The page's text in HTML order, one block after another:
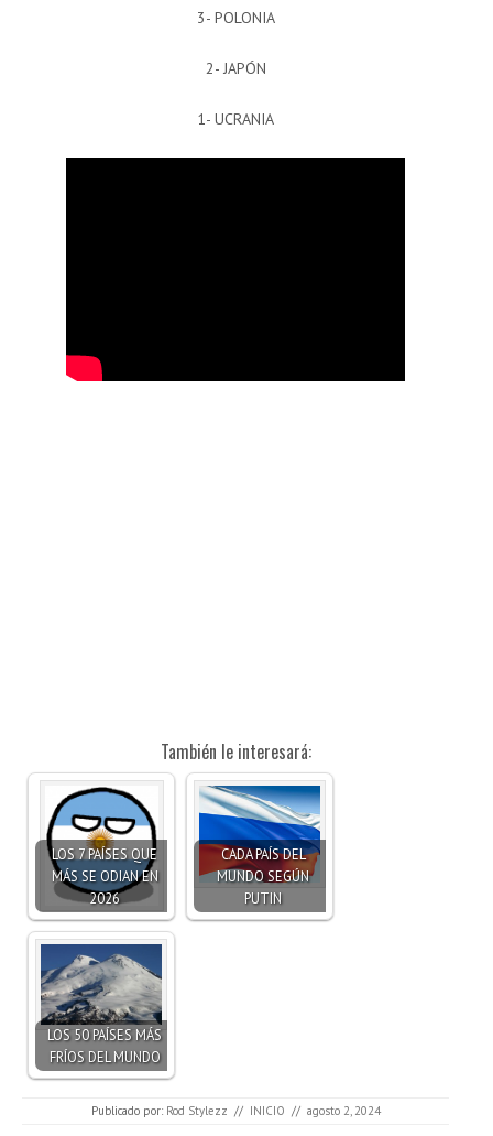
3- POLONIA
2- JAPÓN
1- UCRANIA
También le interesará:
LOS 7 PAÍSES QUE
MÁS SE ODIAN EN
2026
CADA PAÍS DEL
MUNDO SEGÚN
PUTIN
LOS 50 PAÍSES MÁS
FRÍOS DEL MUNDO
Publicado por: Rod Stylezz // INICIO // agosto 2, 2024